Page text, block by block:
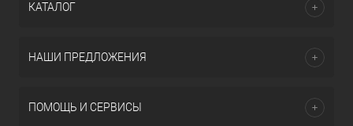
КАТАЛОГ
НАШИ ПРЕДЛОЖЕНИЯ
ПОМОЩЬ И СЕРВИСЫ